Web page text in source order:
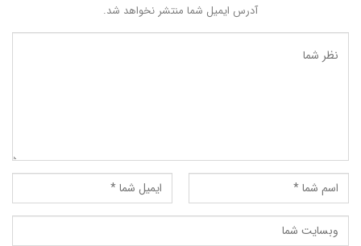
آدرس ایمیل شما منتشر نخواهد شد.